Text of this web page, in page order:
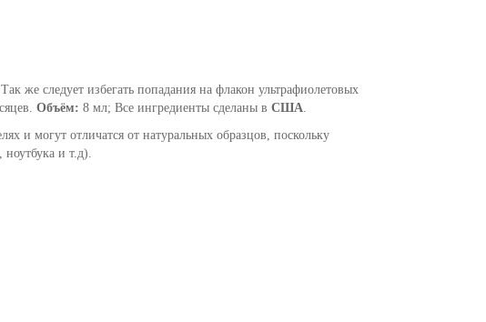
же следует избегать попадания на флакон ультрафиолетовых
Объём: 8 мл; Все ингредиенты сделаны в США.
и могут отличатся от натуральных образцов, поскольку
и т.д).